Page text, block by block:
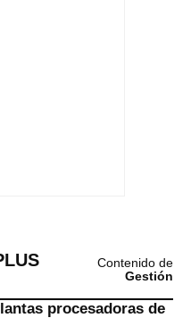
Contenido de
Gestión
procesadoras de